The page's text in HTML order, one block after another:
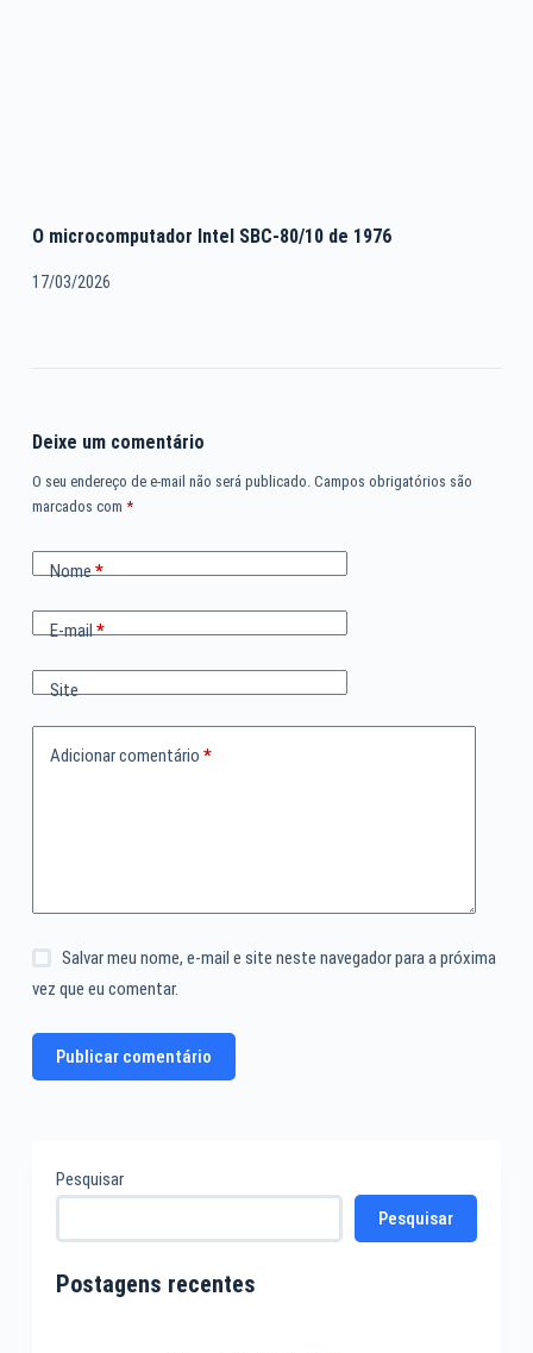
O microcomputador Intel SBC-80/10 de 1976
17/03/2026
Deixe um comentário
O seu endereço de e-mail não será publicado. Campos obrigatórios são
marcados com *
Nome*
E-mail*
Site
Adicionar comentário *
Salvar meu nome, e-mail e site neste navegador para a próxima
vez que eu comentar.
Publicar comentário
Pesquisar
Pesquisar
Postagens recentes